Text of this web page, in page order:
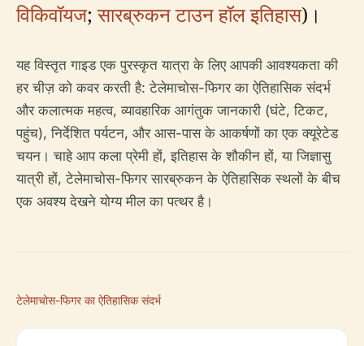
विकिवॉयज;सारब्रुकन टाउन हॉल इतिहास)।
यह विस्तृत गाइड एक पुरस्कृत यात्रा के लिए आपकी आवश्यकता की
हर चीज़ को कवर करती है: टेलेमाचोस-फिगर का ऐतिहासिक संदर्भ
और कलात्मक महत्व, व्यावहारिक आगंतुक जानकारी (घंटे, टिकट,
पहुंच), निर्देशित पर्यटन, और आस-पास के आकर्षणों का एक क्यूरेटेड
चयन। चाहे आप कला प्रेमी हों, इतिहास के शौकीन हों, या जिज्ञासु
यात्री हों, टेलेमाचोस-फिगर सारब्रुकन के ऐतिहासिक स्थलों के बीच
एक अवश्य देखने योग्य मील का पत्थर है।
टेलेमाचोस-फिगर का ऐतिहासिक संदर्भ